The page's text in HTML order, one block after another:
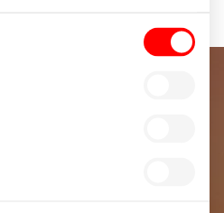
на рассылку
лучших предложениях,